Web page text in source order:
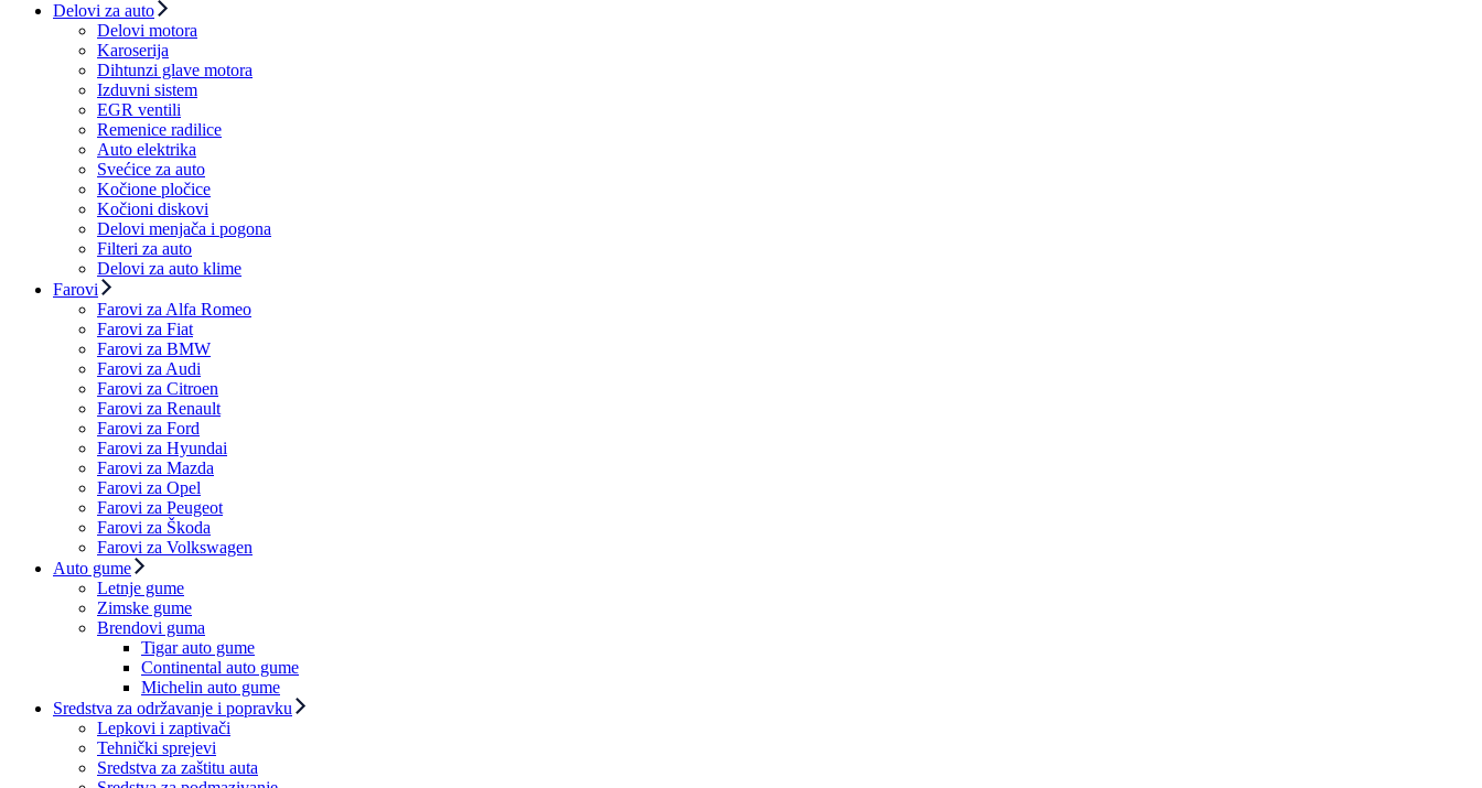
Delovi za auto
Delovi motora
Karoserija
Dihtunzi glave motora
Izduvni sistem
EGR ventili
Remenice radilice
Auto elektrika
Svećice za auto
Kočione pločice
Kočioni diskovi
Delovi menjača i pogona
Filteri za auto
Delovi za auto klime
Farovi
Farovi za Alfa Romeo
Farovi za Fiat
Farovi za BMW
Farovi za Audi
Farovi za Citroen
Farovi za Renault
Farovi za Ford
Farovi za Hyundai
Farovi za Mazda
Farovi za Opel
Farovi za Peugeot
Farovi za Škoda
Farovi za Volkswagen
Auto gume
Letnje gume
Zimske gume
Brendovi guma
Tigar auto gume
Continental auto gume
Michelin auto gume
Sredstva za održavanje i popravku
Lepkovi i zaptivači
Tehnički sprejevi
Sredstva za zaštitu auta